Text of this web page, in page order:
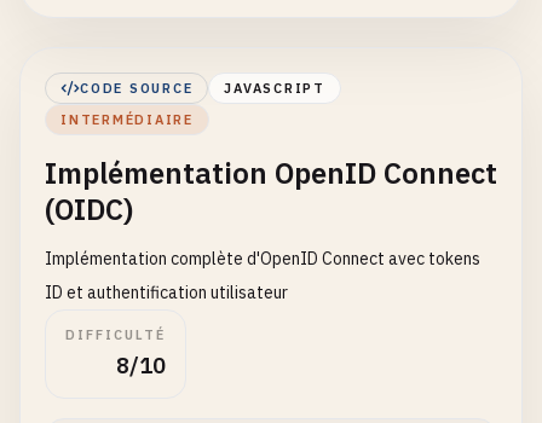
const url =
res.redirect(
// Handle OAuth callback
app.post
const
{ } = req body;
// Exchange code for tokens
const
response
CODE SOURCE
JAVASCRIPT
INTERMÉDIAIRE
Implémentation OpenID Connect
(OIDC)
Implémentation complète d'OpenID Connect avec tokens
ID et authentification utilisateur
DIFFICULTÉ
8/10